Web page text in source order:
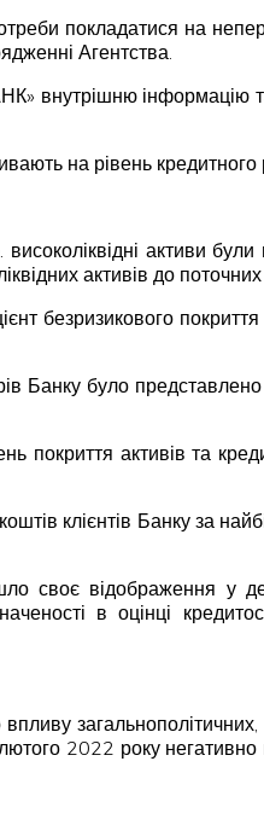
покладатися на
Агентства.
внутрішню інформацію
на рівень кредитного
активи
активів до
безризикового
Банку було
покриття активів та
клієнтів Банку за
своє відображення у
в оцінці
2022 року